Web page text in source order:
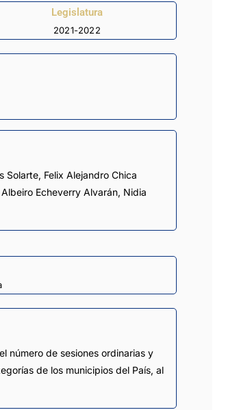
Legislatura
2021-2022
Solarte, Felix Alejandro Chica
Echeverry Alvarán, Nidia
número de sesiones ordinarias y
de los municipios del País, al